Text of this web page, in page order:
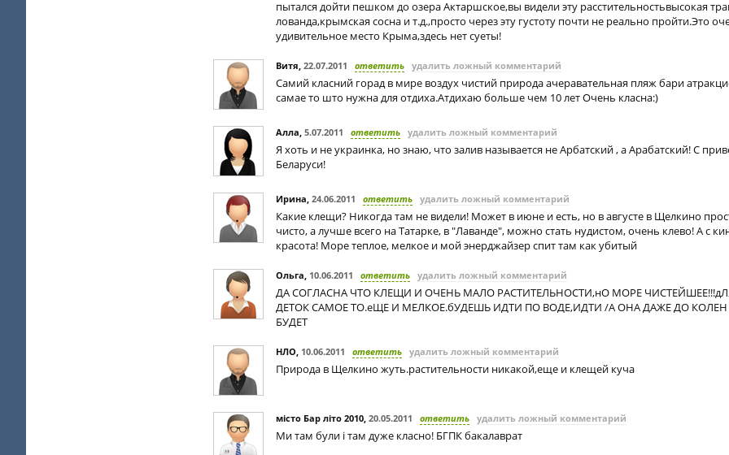
пытался дойти пешком до озера Актаршское,вы видели эту расстительностьвысокая
лованда,крымская сосна и т.д.,просто через эту густоту почти не реально пройти.Это
удивительное место Крыма,здесь нет суеты!
Витя 22.07.2011 ответить удалить ложный комментарий
Самий класний горад в мире воздух чистий природа ачеравательная пляж бари
самае то што нужна для отдиха.Атдихаю больше чем 10 лет Очень класна:)
Алла 5.07.2011 ответить удалить ложный комментарий
Я хоть и не украинка, но знаю, что залив называется не Арбатский , а Арабатский! С
Беларуси!
Ирина 24.06.2011 ответить удалить ложный комментарий
Какие клещи? Никогда там не видели! Может в июне и есть, но в августе в Щелкино
чисто, а лучше всего на Татарке, в "Лаванде", можно стать нудистом, очень клево! А с
красота! Море теплое, мелкое и мой энерджайзер спит там как убитый
Ольга 10.06.2011 ответить удалить ложный комментарий
ДА СОГЛАСНА ЧТО КЛЕЩИ И ОЧЕНЬ МАЛО РАСТИТЕЛЬНОСТИ,нО МОРЕ
ДЕТОК САМОЕ ТО.еЩЕ И МЕЛКОЕ.бУДЕШЬ ИДТИ ПО ВОДЕ,ИДТИ /А ОНА ДАЖЕ ДО КОЛЕН
БУДЕТ
НЛО 10.06.2011 ответить удалить ложный комментарий
Природа в Щелкино жуть.растительности никакой,еще и клещей куча
місто Бар літо 2010 20.05.2011 ответить удалить ложный комментарий
Ми там були і там дуже класно! БГПК бакалаврат